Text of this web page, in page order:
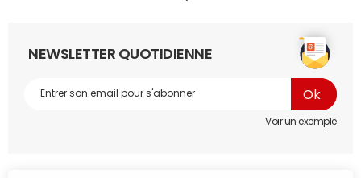
NEWSLETTER QUOTIDIENNE
Voir un exemple